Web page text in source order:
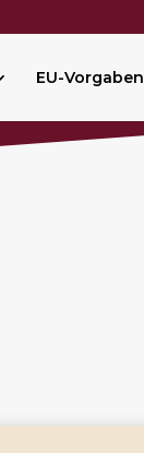
EU-Vorgaben